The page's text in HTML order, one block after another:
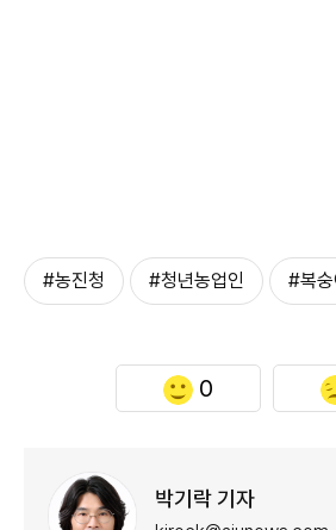
#농진청 #청년농업인 #복
0
박기락 기자